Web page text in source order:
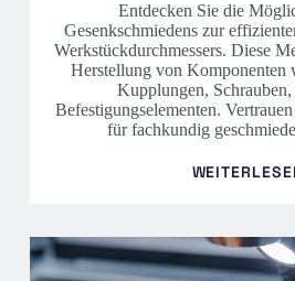
Entdecken Sie die
Gesenkschmiedens zur
Werkstückdurchmessers. Diese
Herstellung von Komponenten
Kupplungen,
Befestigungselementen.
für fachkundig